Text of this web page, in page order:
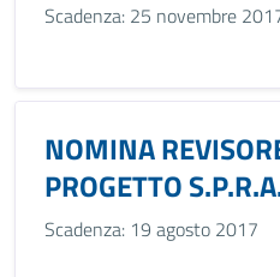
Scadenza: 25 novembre
NOMINA
PROGETTO
Scadenza: 19 agosto 2017